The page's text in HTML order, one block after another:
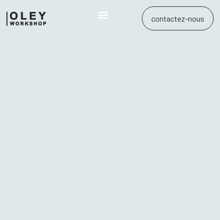
contactez-nous